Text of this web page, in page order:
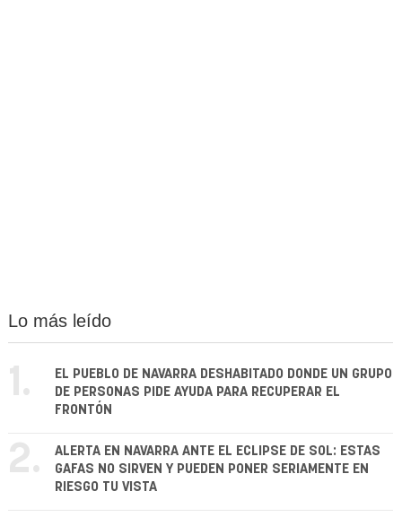
Lo más leído
1.
EL PUEBLO DE NAVARRA DESHABITADO DONDE UN GRUPO
DE PERSONAS PIDE AYUDA PARA RECUPERAR EL
FRONTÓN
2.
ALERTA EN NAVARRA ANTE EL ECLIPSE DE SOL: ESTAS
GAFAS NO SIRVEN Y PUEDEN PONER SERIAMENTE EN
RIESGO TU VISTA